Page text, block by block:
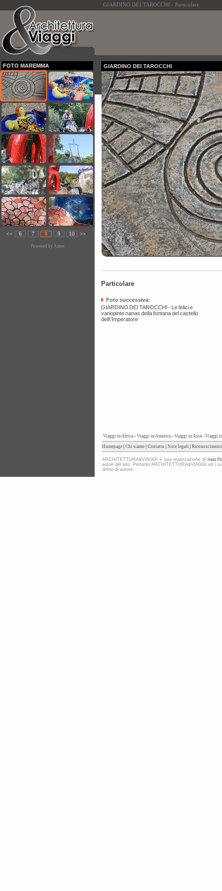
GIARDINO DEI TAROCCHI - Particolare
FOTO MAREMMA
<< 6 7 8 9 10 >>
Powered by Amee
GIARDINO DEI TAROCCHI
Particolare
Foto successiva:
GIARDINO DEI TAROCCHI - Le felici e
variopinte nanas della fontana del castello
dell\'Imperatore
Viaggi in Africa - Viaggi in America - Viaggi in Asia - Viaggi
Homepage Chi siamo Contatto Note legali Riconoscimenti
ARCHITETTURA&VIAGGI è una realizzazione diSonia
autori del sito. Pertanto ARCHITETTURA&VIAGGI ed i
diritto di autore.